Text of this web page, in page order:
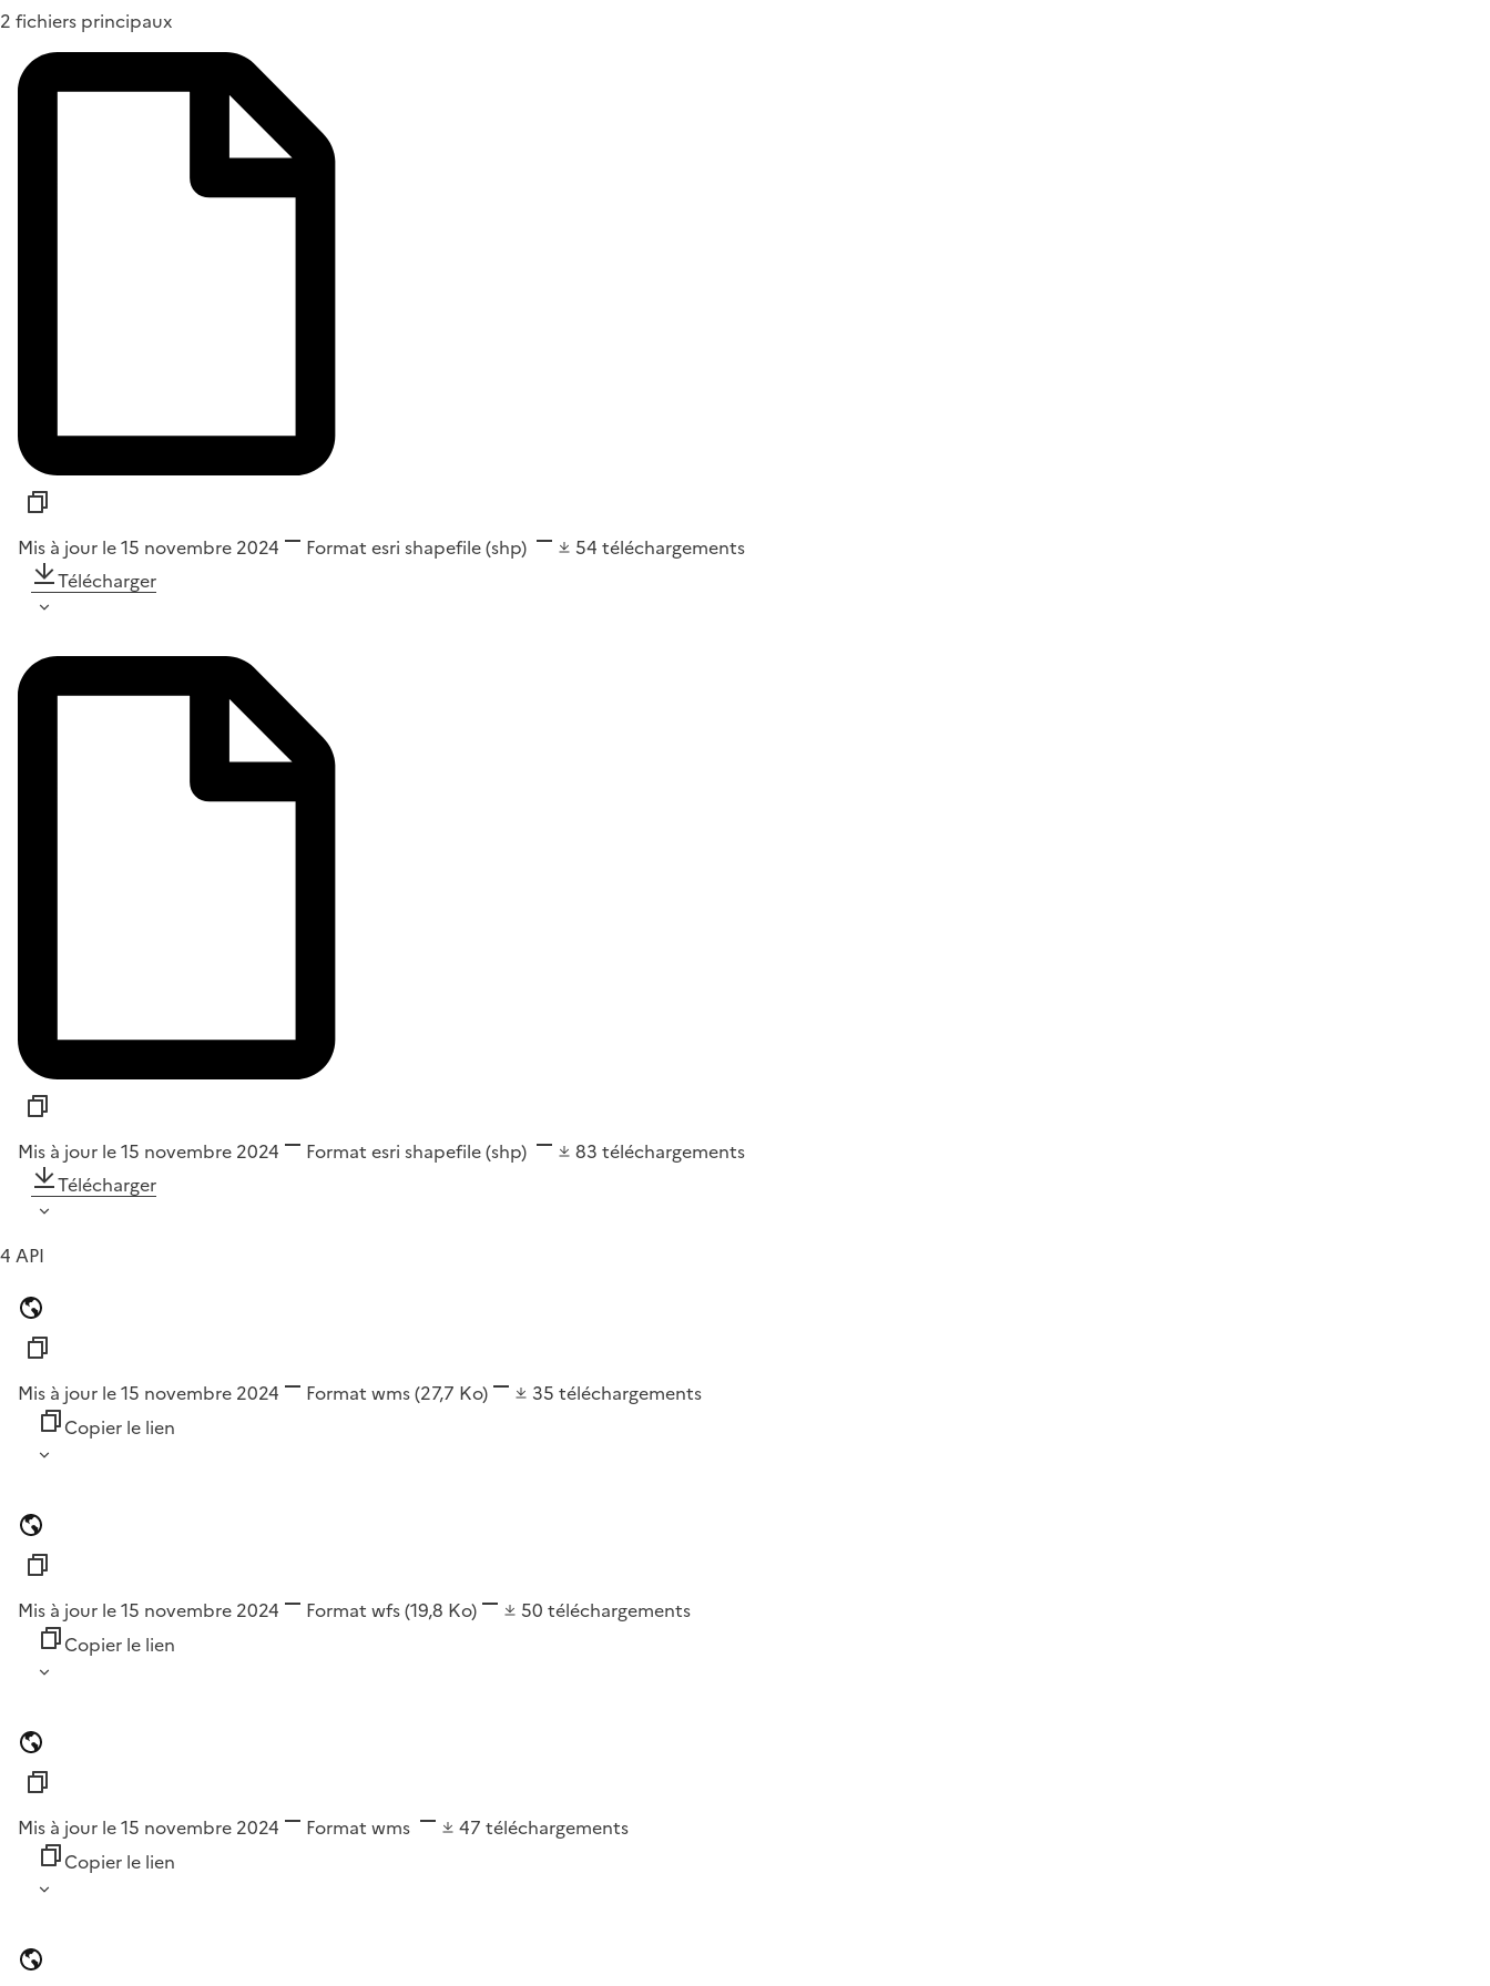
2 fichiers principaux
Mis à jour le 15 novembre 2024 Format esri shapefile (shp) 54 téléchargements
Télécharger
Mis à jour le 15 novembre 2024 Format esri shapefile (shp) 83 téléchargements
Télécharger
4 API
Mis à jour le 15 novembre 2024 Format wms(27,7 Ko) 35 téléchargements
Copier le lien
Mis à jour le 15 novembre 2024 Format wfs(19,8 Ko) 50 téléchargements
Copier le lien
Mis à jour le 15 novembre 2024 Format wms 47 téléchargements
Copier le lien